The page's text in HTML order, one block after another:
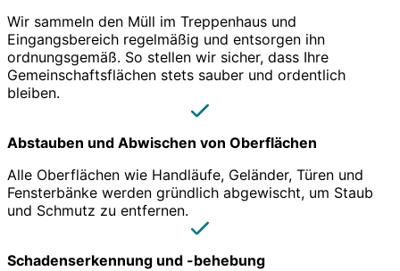
Wir sammeln den Müll im Treppenhaus und
Eingangsbereich regelmäßig und entsorgen ihn
ordnungsgemäß. So stellen wir sicher, dass Ihre
Gemeinschaftsflächen stets sauber und ordentlich
bleiben.
Abstauben und Abwischen von Oberflächen
Alle Oberflächen wie Handläufe, Geländer, Türen und
Fensterbänke werden gründlich abgewischt, um Staub
und Schmutz zu entfernen.
Schadenserkennung und -behebung